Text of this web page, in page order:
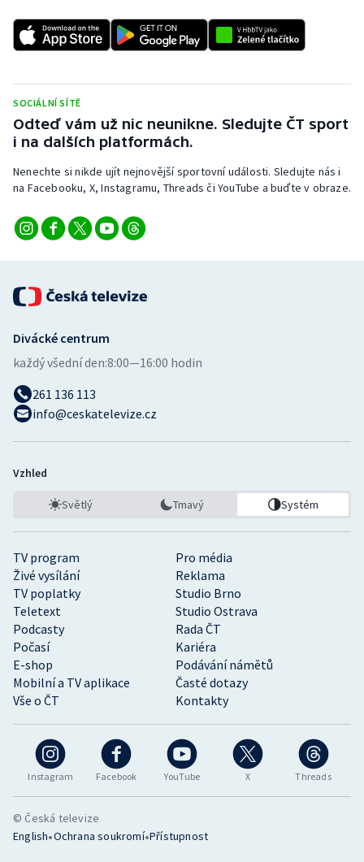
Rychlostní kanoistika
Sportovní střelba
Stolní tenis
Triatlon
Veslování
Vodní slalom
Volejbal
Ostatní
SOCIÁLNÍ SÍTĚ
Odteď vám už nic neunikne. Sledujte ČT sport
i na dalších platformách.
Nenechte si nikde ujít nejnovější sportovní události. Sledujte nás i
na Facebooku, X, Instagramu, Threads či YouTube a buďte v obraze.
Instagram Facebook YouTube X Threads
TV program
Pro média
Živé vysílání
Reklama
TV poplatky
Studio Brno
Teletext
Studio Ostrava
Podcasty
Rada ČT
Počasí
Kariéra
E-shop
Podávání námětů
Mobilní a TV aplikace
Časté dotazy
Vše o ČT
Kontakty
Divácké centrum
každý všední den:8:00—16:00 hodin
261 136 113
info@ceskatelevize.cz
Vzhled
Světlý Tmavý Systém
© Česká televize
English•Ochrana soukromí•Přístupnost